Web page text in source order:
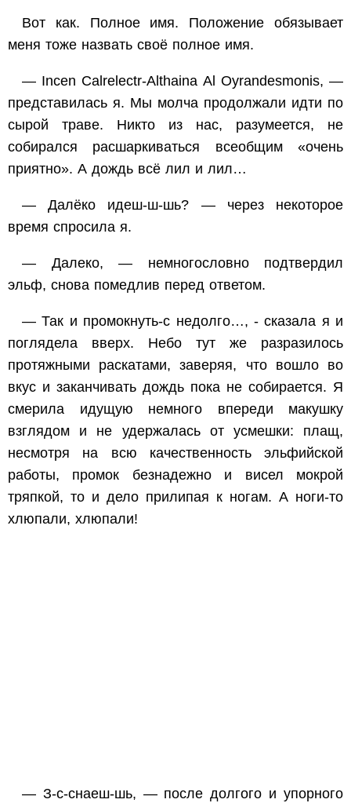
Вот как. Полное имя. Положение обязывает
меня тоже назвать своё полное имя.
— Incen Calrelectr-Althaina Al Oyrandesmonis, —
представилась я. Мы молча продолжали идти по
сырой траве. Никто из нас, разумеется, не
собирался расшаркиваться всеобщим «очень
приятно». А дождь всё лил и лил…
— Далёко идеш-ш-шь? — через некоторое
время спросила я.
— Далеко, — немногословно подтвердил
эльф, снова помедлив перед ответом.
— Так и промокнуть-с недолго…, - сказала я и
поглядела вверх. Небо тут же разразилось
протяжными раскатами, заверяя, что вошло во
вкус и заканчивать дождь пока не собирается. Я
смерила идущую немного впереди макушку
взглядом и не удержалась от усмешки: плащ,
несмотря на всю качественность эльфийской
работы, промок безнадежно и висел мокрой
тряпкой, то и дело прилипая к ногам. А ноги-то
хлюпали, хлюпали!
— З-с-снаеш-шь, — после долгого и упорного